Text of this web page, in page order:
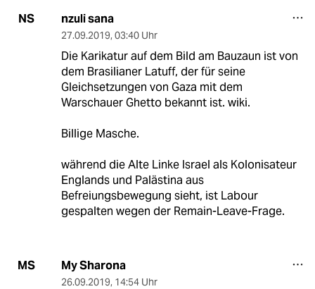
NS nzuli sana
27.09.2019, 03:40 Uhr
Die Karikatur auf dem Bild am Bauzaun ist von
dem Brasilianer Latuff, der für seine
Gleichsetzungen von Gaza mit dem
Warschauer Ghetto bekannt ist. wiki.
Billige Masche.
während die Alte Linke Israel als Kolonisateur
Englands und Palästina aus
Befreiungsbewegung sieht, ist Labour
gespalten wegen der Remain-Leave-Frage.
MS My Sharona
26.09.2019, 14:54 Uhr